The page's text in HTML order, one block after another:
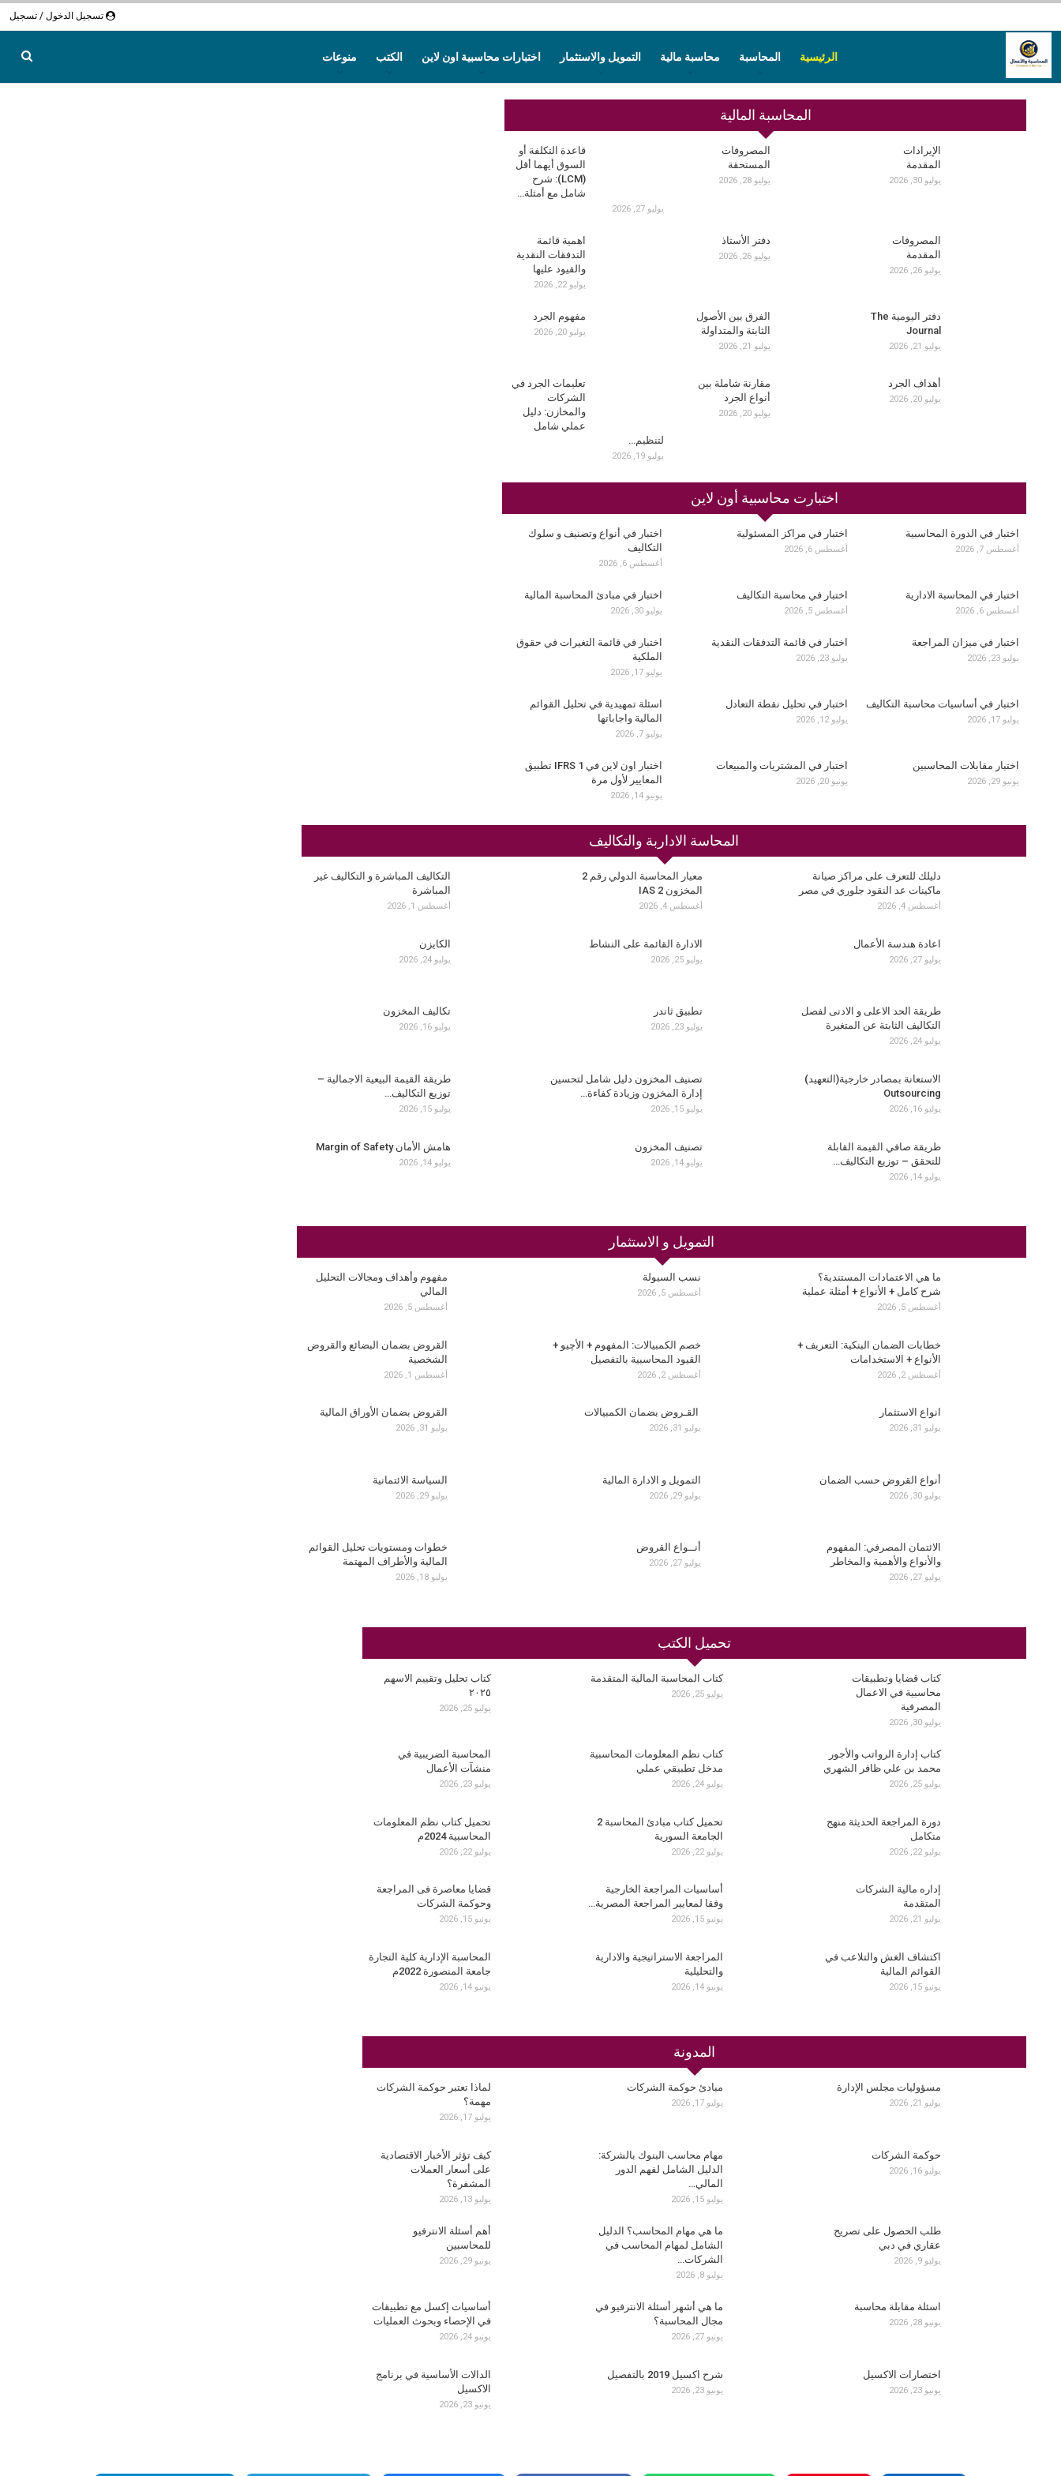
تسجيل الدخول / تسجيل
الرئيسية المحاسبة محاسبة مالية التمويل والاستثمار اختبارات محاسبية اون لاين الكتب منوعات
المحاسبة المالية
الإيرادات
المقدمة
يوليو 30, 2026
المصروفات
المستحقة
يوليو 28, 2026
قاعدة التكلفة أو
السوق أيهما أقل
(LCM): شرح
شامل مع أمثلة…
يوليو 27, 2026
المصروفات
المقدمة
يوليو 26, 2026
دفتر الأستاذ
يوليو 26, 2026
اهمية قائمة
التدفقات النقدية
والقيود عليها
يوليو 22, 2026
دفتر اليومية The
Journal
يوليو 21, 2026
الفرق بين الأصول
الثابتة والمتداولة
يوليو 21, 2026
مفهوم الجرد
يوليو 20, 2026
أهداف الجرد
يوليو 20, 2026
مقارنة شاملة بين
أنواع الجرد
يوليو 20, 2026
تعليمات الجرد في
الشركات
والمخازن: دليل
عملي شامل
لتنظيم…
يوليو 19, 2026
اختبارت محاسبية أون لاين
اختبار في الدورة المحاسبية
أغسطس 7, 2026
اختبار في مراكز المسئولية
أغسطس 6, 2026
اختبار في أنواع وتصنيف و سلوك
التكاليف
أغسطس 6, 2026
اختبار في المحاسبة الادارية
أغسطس 6, 2026
اختبار في محاسبة التكاليف
أغسطس 5, 2026
اختبار في مبادئ المحاسبة المالية
يوليو 30, 2026
اختبار في ميزان المراجعة
يوليو 23, 2026
اختبار في قائمة التدفقات النقدية
يوليو 23, 2026
اختبار في قائمة التغيرات في حقوق
الملكية
يوليو 17, 2026
اختبار في أساسيات محاسبة التكاليف
يوليو 17, 2026
اختبار في تحليل نقطة التعادل
يوليو 12, 2026
اسئلة تمهيدية في تحليل القوائم
المالية واجاباتها
يوليو 7, 2026
اختبار مقابلات المحاسبين
يونيو 29, 2026
اختبار في المشتريات والمبيعات
يونيو 20, 2026
اختبار اون لاين في IFRS 1 تطبيق
المعايير لأول مرة
يونيو 14, 2026
المحاسة الاداربة والتكاليف
دليلك للتعرف على مراكز صيانة
ماكينات عد النقود جلوري في مصر
أغسطس 4, 2026
معيار المحاسبة الدولي رقم 2
المخزون IAS 2
أغسطس 4, 2026
التكاليف المباشرة و التكاليف غير
المباشرة
أغسطس 1, 2026
اعادة هندسة الأعمال
يوليو 27, 2026
الادارة القائمة على النشاط
يوليو 25, 2026
الكايزن
يوليو 24, 2026
طريقة الحد الاعلى و الادنى لفصل
التكاليف الثابتة عن المتغيرة
يوليو 24, 2026
تطبيق ثاندر
يوليو 23, 2026
تكاليف المخزون
يوليو 16, 2026
الاستعانة بمصادر خارجية(التعهيد)
Outsourcing
يوليو 16, 2026
تصنيف المخزون دليل شامل لتحسين
إدارة المخزون وزيادة كفاءة…
يوليو 15, 2026
طريقة القيمة البيعية الاجمالية –
توزيع التكاليف…
يوليو 15, 2026
طريقة صافي القيمة القابلة
للتحقق – توزيع التكاليف…
يوليو 14, 2026
تصنيف المخزون
يوليو 14, 2026
هامش الأمان Margin of Safety
يوليو 14, 2026
التمويل و الاستثمار
ما هي الاعتمادات المستندية؟
شرح كامل + الأنواع + أمثلة عملية
أغسطس 5, 2026
نسب السيولة
أغسطس 5, 2026
مفهوم وأهداف ومجالات التحليل
المالي
أغسطس 5, 2026
خطابات الضمان البنكية: التعريف +
الأنواع + الاستخدامات
أغسطس 2, 2026
خصم الكمبيالات: المفهوم + الأچيو +
القيود المحاسبية بالتفصيل
أغسطس 2, 2026
القروض بضمان البضائع والقروض
الشخصية
أغسطس 1, 2026
انواع الاستثمار
يوليو 31, 2026
القـروض بضمان الكمبيالات
يوليو 31, 2026
القروض بضمان الأوراق المالية
يوليو 31, 2026
أنواع القروض حسب الضمان
يوليو 30, 2026
التمويل و الادارة المالية
يوليو 29, 2026
السياسة الائتمانية
يوليو 29, 2026
الائتمان المصرفي: المفهوم
والأنواع والأهمية والمخاطر
يوليو 27, 2026
أنــواع القروض
يوليو 27, 2026
خطوات ومستويات تحليل القوائم
المالية والأطراف المهتمة
يوليو 18, 2026
تحميل الكتب
كتاب قضايا وتطبيقات
محاسبية في الاعمال
المصرفية
يوليو 30, 2026
كتاب المحاسبة المالية المتقدمة
يوليو 25, 2026
كتاب تحليل وتقييم الاسهم
٢٠٢٥
يوليو 25, 2026
كتاب إدارة الرواتب والأجور
محمد بن علي ظافر الشهري
يوليو 25, 2026
كتاب نظم المعلومات المحاسبية
مدخل تطبيقي عملي
يوليو 24, 2026
المحاسبة الضريبية في
منشآت الأعمال
يوليو 23, 2026
دورة المراجعة الحديثة منهج
متكامل
يوليو 22, 2026
تحميل كتاب مبادئ المحاسبة 2
الجامعة السورية
يوليو 22, 2026
تحميل كتاب نظم المعلومات
المحاسبية 2024م
يوليو 22, 2026
إداره مالية الشركات
المتقدمة
يوليو 21, 2026
أساسيات المراجعة الخارجية
وفقا لمعايير المراجعة المصرية…
يونيو 15, 2026
قضايا معاصرة فى المراجعة
وحوكمة الشركات
يونيو 15, 2026
اكتشاف الغش والتلاعب في
القوائم المالية
يونيو 15, 2026
المراجعة الاستراتيجية والادارية
والتحليلية
يونيو 14, 2026
المحاسبة الإدارية كلية التجارة
جامعة المنصورة 2022م
يونيو 14, 2026
المدونة
مسؤوليات مجلس الإدارة
يوليو 21, 2026
مبادئ حوكمة الشركات
يوليو 17, 2026
لماذا تعتبر حوكمة الشركات
مهمة؟
يوليو 17, 2026
حوكمة الشركات
يوليو 16, 2026
مهام محاسب البنوك بالشركة:
الدليل الشامل لفهم الدور
المالي…
يوليو 15, 2026
كيف تؤثر الأخبار الاقتصادية
على أسعار العملات
المشفرة؟
يوليو 13, 2026
طلب الحصول على تصريح
عقاري في دبي
يوليو 9, 2026
ما هي مهام المحاسب؟ الدليل
الشامل لمهام المحاسب في
الشركات…
يوليو 8, 2026
أهم أسئلة الانترفيو
للمحاسبين
يونيو 29, 2026
اسئلة مقابلة محاسبة
يونيو 28, 2026
ما هي أشهر أسئلة الانترفيو في
مجال المحاسبة؟
يونيو 27, 2026
أساسيات إكسل مع تطبيقات
في الإحصاء وبحوث العمليات
يونيو 24, 2026
اختصارات الاكسيل
يونيو 23, 2026
شرح اكسيل 2019 بالتفصيل
يونيو 23, 2026
الدالات الأساسية في برنامج
الاكسيل
يونيو 23, 2026